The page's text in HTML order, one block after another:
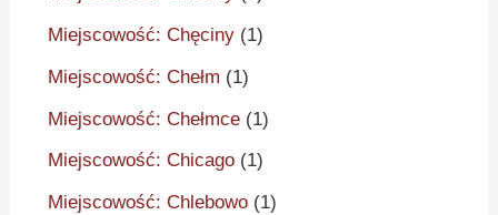
Miejscowość: Chęciny (1)
Miejscowość: Chełm (1)
Miejscowość: Chełmce (1)
Miejscowość: Chicago (1)
Miejscowość: Chlebowo (1)